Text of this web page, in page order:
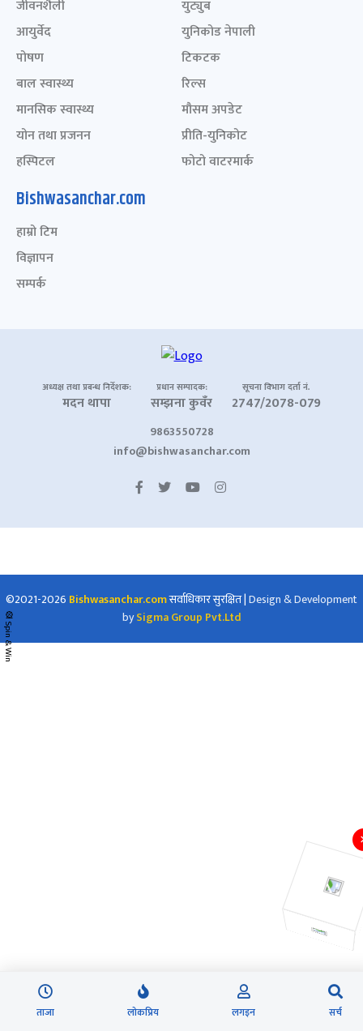
ताजा लोकप्रिय लगइन सर्च
जीवनशैली
आयुर्वेद
पोषण
बाल स्वास्थ्य
मानसिक स्वास्थ्य
योन तथा प्रजनन
हस्पिटल
युट्युब
युनिकोड नेपाली
टिकटक
रिल्स
मौसम अपडेट
प्रीति-युनिकोट
फोटो वाटरमार्क
Bishwasanchar.com
हाम्रो टिम
विज्ञापन
सम्पर्क
अध्यक्ष तथा प्रबन्ध निर्देशक:
मदन थापा
प्रधान सम्पादक:
सम्झना कुवँर
सूचना विभाग दर्ता नं.
2747/2078-079
9863550728
info@bishwasanchar.com
©2021-2026 Bishwasanchar.comसर्वाधिकार सुरक्षित|Design & Development
bySigma Group Pvt.Ltd
🎡 Spin & Win